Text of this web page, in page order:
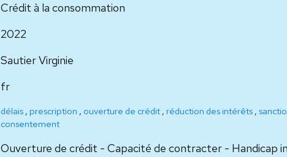
Crédit à la consommation
2022
Sautier Virginie
fr
délais, prescription , ouverture de crédit, réduction des intérêts,
consentement
Ouverture de crédit - Capacité de contracter - Handicap